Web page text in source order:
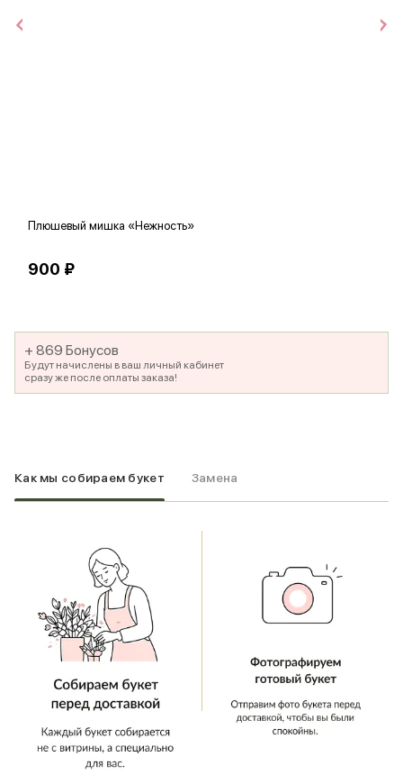
Плюшевый мишка «Нежность»
900 ₽
+ 869 Бонусов
Будут начислены в ваш личный кабинет
сразу же после оплаты заказа!
Как мы собираем букет Замена